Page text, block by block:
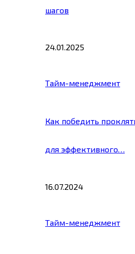
шагов
24.01.2025
Тайм-менеджмент
Как победить
для эффективного…
16.07.2024
Тайм-менеджмент